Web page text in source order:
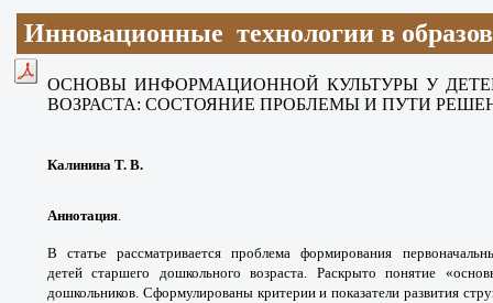
Инновационные технологии в
ОСНОВЫ ИНФОРМАЦИОННОЙ КУЛЬТУРЫ У
ВОЗРАСТА: СОСТОЯНИЕ ПРОБЛЕМЫ И ПУТИ
Калинина Т. В.
Аннотация.
В статье рассматриваетсяпроблема формирования
детейстаршего дошкольного возраста. Раскрытопонятие
дошкольников. Сформулированы критерии и показатели развития